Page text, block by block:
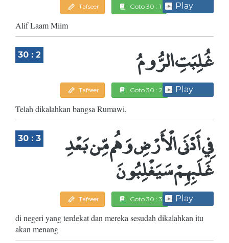
Tafseer Goto 30 : 1 Play
Alif Laam Miim
30 : 2 غُلِبَتِ الرُّومُ
Tafseer Goto 30 : 2 Play
Telah dikalahkan bangsa Rumawi,
30 : 3 فِي أَدْنَى الْأَرْضِ وَهُم مِّن بَعْدِ
غَلَبِهِمْ سَيَغْلِبُونَ
Tafseer Goto 30 : 3 Play
di negeri yang terdekat dan mereka sesudah dikalahkan itu
akan menang